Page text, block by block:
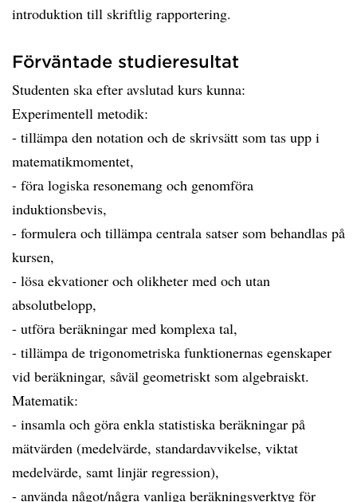
introduktion till skriftlig rapportering.
Förväntade studieresultat
Studenten ska efter avslutad kurs kunna:
Experimentell metodik:
- tillämpa den notation och de skrivsätt som tas upp i
matematikmomentet,
- föra logiska resonemang och genomföra
induktionsbevis,
- formulera och tillämpa centrala satser som behandlas på
kursen,
- lösa ekvationer och olikheter med och utan
absolutbelopp,
- utföra beräkningar med komplexa tal,
- tillämpa de trigonometriska funktionernas egenskaper
vid beräkningar, såväl geometriskt som algebraiskt.
Matematik:
- insamla och göra enkla statistiska beräkningar på
mätvärden (medelvärde, standardavvikelse, viktat
medelvärde, samt linjär regression),
- använda något/några vanliga beräkningsverktyg för